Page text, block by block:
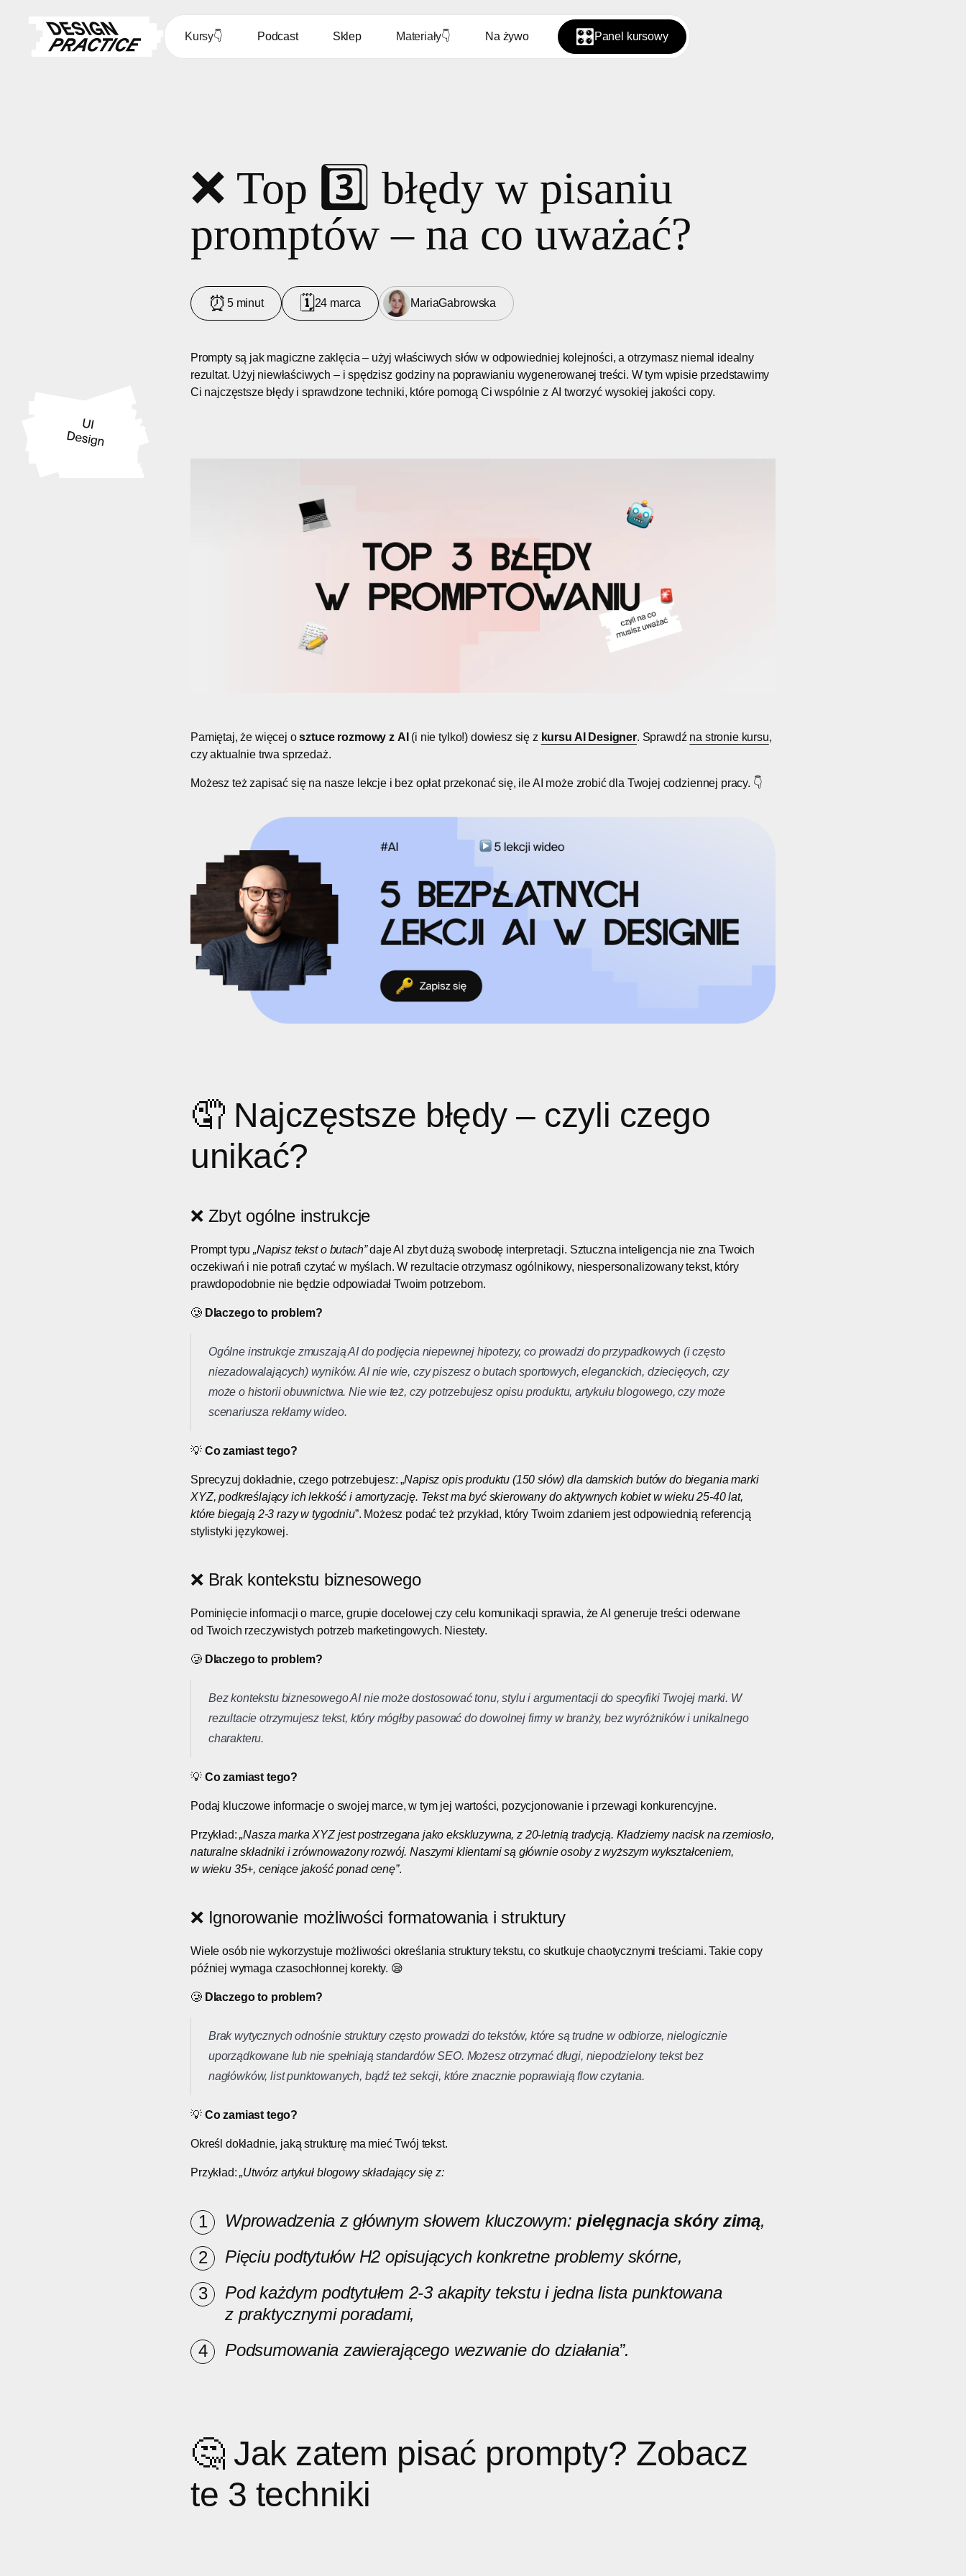
Kursy👇 Podcast Sklep Materiały👇 Na żywo 🎛️ Panel kursowy
❌ Top 3️⃣ błędy w pisaniu
promptów – na co uważać?
⏰ 5 minut 🗓24 marca MariaGabrowska
Prompty są jak magiczne zaklęcia – użyj właściwych słów w odpowiedniej kolejności, a otrzymasz niemal idealny
rezultat. Użyj niewłaściwych – i spędzisz godziny na poprawianiu wygenerowanej treści. W tym wpisie przedstawimy
Ci najczęstsze błędy i sprawdzone techniki, które pomogą Ci wspólnie z AI tworzyć wysokiej jakości copy.
Pamiętaj, że więcej osztuce rozmowy z AI (i nie tylko!) dowiesz się z kursu AI Designer. Sprawdź na stronie kursu,
czy aktualnie trwa sprzedaż.
Możesz też zapisać się na nasze lekcje i bez opłat przekonać się, ile AI może zrobić dla Twojej codziennej pracy. 👇
🤦 Najczęstsze błędy – czyli czego
unikać?
❌ Zbyt ogólne instrukcje
Prompt typu„Napisz tekst o butach”daje AI zbyt dużą swobodę interpretacji. Sztuczna inteligencja nie zna Twoich
oczekiwań i nie potrafi czytać w myślach. W rezultacie otrzymasz ogólnikowy, niespersonalizowany tekst, który
prawdopodobnie nie będzie odpowiadał Twoim potrzebom.
🥲 Dlaczego to problem?
Ogólne instrukcje zmuszają AI do podjęcia niepewnej hipotezy, co prowadzi do przypadkowych (i często
niezadowalających) wyników. AI nie wie, czy piszesz o butach sportowych, eleganckich, dziecięcych, czy
może o historii obuwnictwa. Nie wie też, czy potrzebujesz opisu produktu, artykułu blogowego, czy może
scenariusza reklamy wideo.
💡 Co zamiast tego?
Sprecyzuj dokładnie, czego potrzebujesz: „Napisz opis produktu (150 słów) dla damskich butów do biegania marki
XYZ, podkreślający ich lekkość i amortyzację. Tekst ma być skierowany do aktywnych kobiet w wieku 25-40 lat,
które biegają 2-3 razy w tygodniu”. Możesz podać też przykład, który Twoim zdaniem jest odpowiednią referencją
stylistyki językowej.
❌ Brak kontekstu biznesowego
Pominięcie informacji o marce, grupie docelowej czy celu komunikacji sprawia, że AI generuje treści oderwane
od Twoich rzeczywistych potrzeb marketingowych. Niestety.
🥲 Dlaczego to problem?
Bez kontekstu biznesowego AI nie może dostosować tonu, stylu i argumentacji do specyfiki Twojej marki. W
rezultacie otrzymujesz tekst, który mógłby pasować do dowolnej firmy w branży, bez wyróżników i unikalnego
charakteru.
💡 Co zamiast tego?
Podaj kluczowe informacje o swojej marce, w tym jej wartości, pozycjonowanie i przewagi konkurencyjne.
Przykład:„Nasza marka XYZ jest postrzegana jako ekskluzywna, z 20-letnią tradycją. Kładziemy nacisk na rzemiosło,
naturalne składniki i zrównoważony rozwój. Naszymi klientami są głównie osoby z wyższym wykształceniem,
w wieku 35+, ceniące jakość ponad cenę”.
❌ Ignorowanie możliwości formatowania i struktury
Wiele osób nie wykorzystuje możliwości określania struktury tekstu, co skutkuje chaotycznymi treściami. Takie copy
później wymaga czasochłonnej korekty. 😪
🥲 Dlaczego to problem?
Brak wytycznych odnośnie struktury często prowadzi do tekstów, które są trudne w odbiorze, nielogicznie
uporządkowane lub nie spełniają standardów SEO. Możesz otrzymać długi, niepodzielony tekst bez
nagłówków, list punktowanych, bądź też sekcji, które znacznie poprawiająflow czytania.
💡 Co zamiast tego?
Określ dokładnie, jaką strukturę ma mieć Twój tekst.
Przykład:„Utwórz artykuł blogowy składający się z:
Wprowadzenia z głównym słowem kluczowym:pielęgnacja skóry zimą,
Pięciu podtytułów H2 opisujących konkretne problemy skórne,
Pod każdym podtytułem 2-3 akapity tekstu i jedna lista punktowana
z praktycznymi poradami,
Podsumowania zawierającego wezwanie do działania”.
🤔 Jak zatem pisać prompty? Zobacz
te 3 techniki